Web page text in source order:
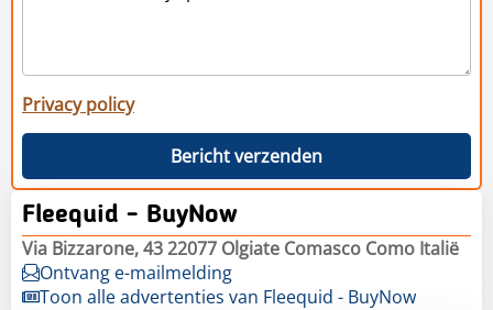
Privacy policy
Bericht verzenden
Fleequid - BuyNow
Via Bizzarone, 43 22077 Olgiate Comasco Como Italië
Ontvang e-mailmelding
Toon alle advertenties van Fleequid - BuyNow